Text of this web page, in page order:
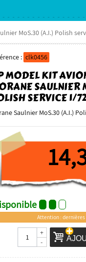
MoS.30 (A.I.) Polish
: clk0456
MODEL KIT
SERVICE 1/
Saulnier MoS.30 (A.I.)
Attention :
-
+